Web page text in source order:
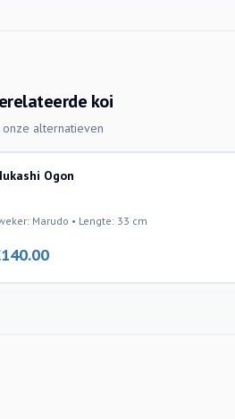
koi
onze alternatieven
Ogon
Marudo • Lengte: 33 cm
140.00